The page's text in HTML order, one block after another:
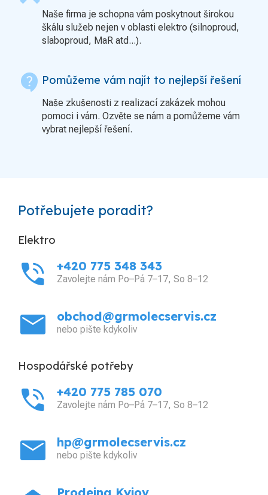
Naše firma je schopna vám poskytnout širokou
škálu služeb nejen v oblasti elektro (silnoproud,
slaboproud, MaR atd...).
contact_support Pomůžeme vám najít to nejlepší řešení
Naše zkušenosti z realizací zakázek mohou
pomoci i vám. Ozvěte se nám a pomůžeme vám
vybrat nejlepší řešení.
Potřebujete poradit?
Elektro
phone_in_talk +420 775 348 343
Zavolejte nám Po–Pá 7–17, So 8–12
mail obchod@grmolecservis.cz
nebo pište kdykoliv
Hospodářské potřeby
phone_in_talk +420 775 785 070
Zavolejte nám Po–Pá 7–17, So 8–12
mail hp@grmolecservis.cz
nebo pište kdykoliv